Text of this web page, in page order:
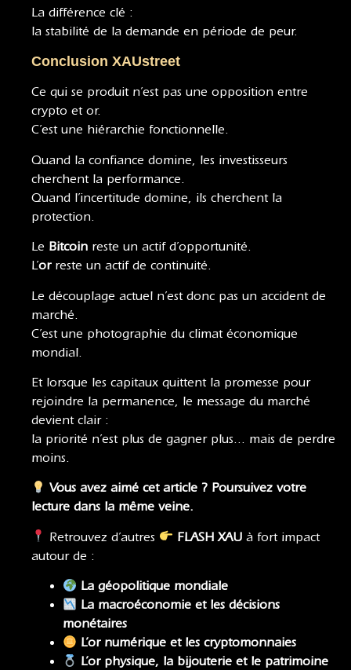
La différence clé :
la stabilité de la demande en période de peur.
Conclusion XAUstreet
Ce qui se produit n’est pas une opposition entre
crypto et or.
C’est une hiérarchie fonctionnelle.
Quand la confiance domine, les investisseurs
cherchent la performance.
Quand l’incertitude domine, ils cherchent la
protection.
Le Bitcoin reste un actif d’opportunité.
L’orreste un actif de continuité.
Le découplage actuel n’est donc pas un accident de
marché.
C’est une photographie du climat économique
mondial.
Et lorsque les capitaux quittent la promesse pour
rejoindre la permanence, le message du marché
devient clair :
la priorité n’est plus de gagner plus… mais de perdre
moins.
Vous avez aimé cet article ? Poursuivez votre
lecture dans la même veine.
Retrouvez d’autres FLASH XAU à fort impact
autour de :
La géopolitique mondiale
La macroéconomie et les décisions
monétaires
L’or numérique et les cryptomonnaies
L’or physique, la bijouterie et le patrimoine